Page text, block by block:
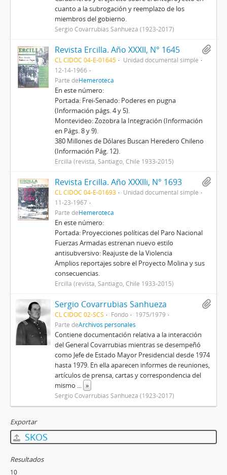
cuanto a la subrogación y reemplazo de los
miembros del gobierno.
Sergio Covarrubias Sanhueza (1923-2017)
Revista Ercilla. Año XXXII, N° 1645
CL CIDOC 04-E-01645
Unidad documental simple
12-14-1966
Parte deHemeroteca
En este número:
Portada: Frei-Senado: Poderes en pugna
(Información págs. 4 y 5).
Montevideo: Zozobra la Integración (Información
en Págs. 8 y 9).
380 Millones de Dólares Buscan Heredero Chileno
(Información Pág. 12).
Ercilla (revista, Santiago, Chile 1933-2015)
Revista Ercilla. Año XXXIIi, N° 1693
CL CIDOC 04-E-01693
Unidad documental simple
11-23-1967
Parte deHemeroteca
En este número:
Portada: Proyecciones políticas del Paro Nacional
Fuerzas Armadas estrenan nuevo estilo
antisubversivo: Reajuste de la Violencia
Amplios reportajes sobre el Proyecto Molina y sus
consecuencias.
Ercilla (revista, Santiago, Chile 1933-2015)
Sergio Covarrubias Sanhueza
CL CIDOC 02-SCS Fondo
1975/1979
Parte deArchivos personales
Contiene documentación relativa a la interacción
del General Covarrubias mientras se desempeñó
como Jefe de Estado Mayor Presidencial desde 1974
hasta 1979. En ella aparecen informes de reuniones,
artículos de prensa, cartas y correspondencia del
mismo ... »
Sergio Covarrubias Sanhueza (1923-2017)
Exportar
SKOS
Resultados
10